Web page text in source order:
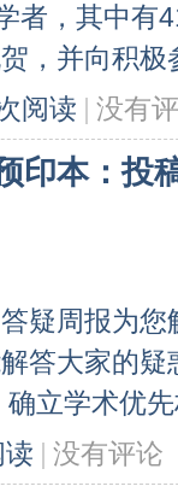
者，其中有
，并向积极
阅读 | 没有
印本：投
疑周报为
答大家的
立学术优
| 没有评论